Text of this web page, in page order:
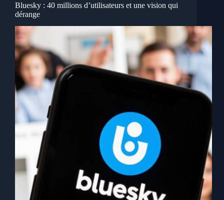
Bluesky : 40 millions d’utilisateurs et une vision qui
dérange